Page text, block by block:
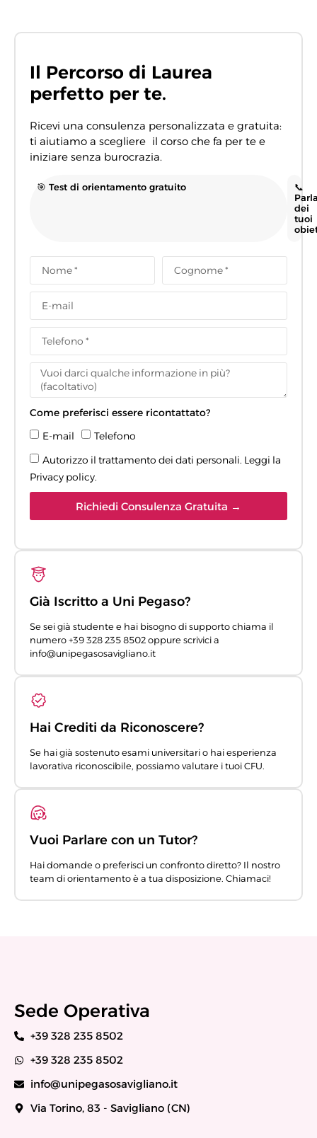
Il Percorso di Laurea
perfetto per te.
Ricevi una consulenza personalizzata e gratuita:
ti aiutiamo a scegliere il corso che fa per te e
iniziare senza burocrazia.
🎯 Test di orientamento gratuito
📞
dei
tuoi
Come preferisci essere ricontattato?
E-mail
Telefono
Autorizzo il trattamento dei dati personali. Leggi la
Privacy policy.
Richiedi Consulenza Gratuita →
Già Iscritto a Uni Pegaso?
Se sei già studente e hai bisogno di supporto chiama il
numero +39 328 235 8502 oppure scrivici a
info@unipegasosavigliano.it
Hai Crediti da Riconoscere?
Se hai già sostenuto esami universitari o hai esperienza
lavorativa riconoscibile, possiamo valutare i tuoi CFU.
Vuoi Parlare con un Tutor?
Hai domande o preferisci un confronto diretto? Il nostro
team di orientamento è a tua disposizione. Chiamaci!
Sede Operativa
+39 328 235 8502
+39 328 235 8502
info@unipegasosavigliano.it
Via Torino, 83 - Savigliano (CN)